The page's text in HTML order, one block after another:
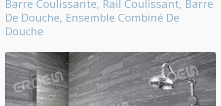
Barre Coulissante, Rail Coulissant, Barre
De Douche, Ensemble Combiné De
Douche